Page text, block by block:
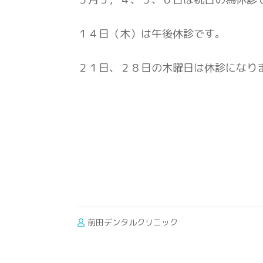
１４日（木）は午後休診です。
２１日、２８日の木曜日は休診になり
前田デンタルクリニック